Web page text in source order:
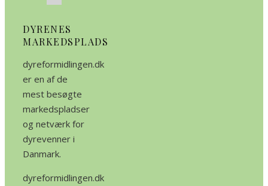
DYRENES
MARKEDSPLADS
dyreformidlingen.dk
er en af de
mest besøgte
markedspladser
og netværk for
dyrevenner i
Danmark.
dyreformidlingen.dk